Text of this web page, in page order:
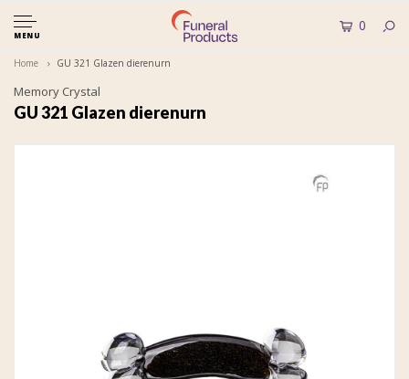
MENU
0
Home GU 321 Glazen dierenurn
Memory Crystal
GU 321 Glazen dierenurn